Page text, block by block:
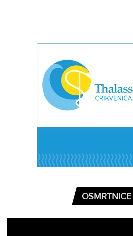
OSMRTNICE